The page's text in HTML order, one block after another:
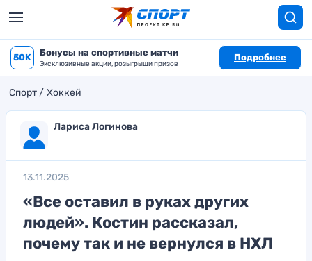
50K Бонусы на спортивные матчи
Эксклюзивные акции, розыгрыши призов
Подробнее
Спорт Хоккей
Лариса Логинова
13.11.2025
«Все оставил в руках других
людей». Костин рассказал,
почему так и не вернулся в НХЛ